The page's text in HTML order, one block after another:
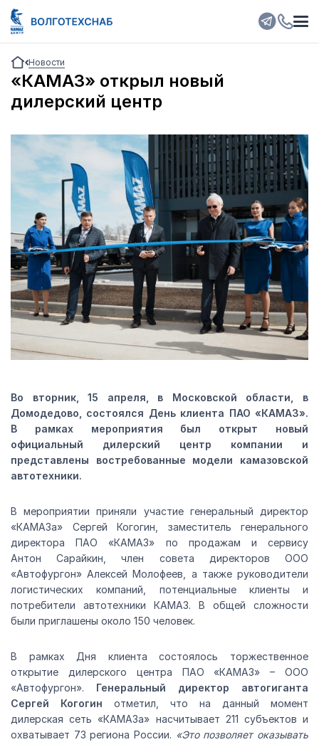
Новости
«КАМАЗ» открыл новый
дилерский центр
Во вторник, 15 апреля, в Московской области, в
Домодедово, состоялся День клиента ПАО «КАМАЗ».
В рамках мероприятия был открыт новый
официальный дилерский центр компании и
представлены востребованные модели камазовской
автотехники.
В мероприятии приняли участие генеральный директор
«КАМАЗа» Сергей Когогин, заместитель генерального
директора ПАО «КАМАЗ» по продажам и сервису
Антон Сарайкин, член совета директоров ООО
«Автофургон» Алексей Молофеев, а также руководители
логистических компаний, потенциальные клиенты и
потребители автотехники КАМАЗ. В общей сложности
были приглашены около 150 человек.
В рамках Дня клиента состоялось торжественное
открытие дилерского центра ПАО «КАМАЗ» – ООО
«Автофургон». Генеральный директор автогиганта
Сергей Когогин отметил, что на данный момент
дилерская сеть «КАМАЗа» насчитывает 211 субъектов и
охватывает 73 региона России. «Это позволяет оказывать